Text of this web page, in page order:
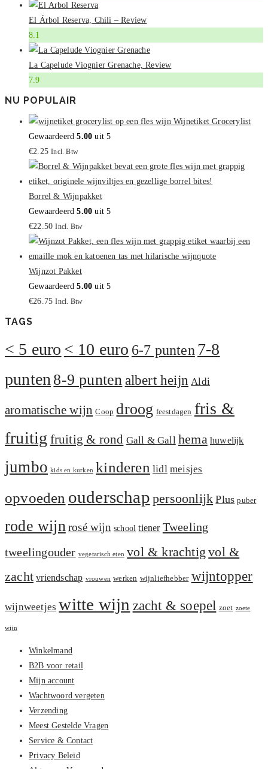
El Árbol Reserva, Chili – Review
8.1
La Capelude Viognier Grenache, Review
7.9
NU POPULAIR
Wijnetiket Grocerylist
Gewaardeerd5.00 uit 5
€2.25 Incl. Btw
Borrel & Wijnpakket
Gewaardeerd5.00 uit 5
€22.50 Incl. Btw
Wijnzot Pakket
Gewaardeerd5.00 uit 5
€26.75 Incl. Btw
TAGS
< 5 euro < 10 euro 6-7 punten7-8
punten8-9 puntenalbert heijn Aldi
aromatische wijn Coop droog feestdagen fris &
fruitig fruitig & rond Gall & Gall hema huwelijk
jumbo kids en kurken kinderen lidl meisjes
opvoeden ouderschap persoonlijk Plus puber
rode wijn rosé wijn school tiener Tweeling
tweelingouder vegetarisch eten vol & krachtig vol &
zacht vriendschap vrouwen werken wijnliefhebber wijntopper
wijnweetjes witte wijn zacht & soepel zoet zoete
wijn
Winkelmand
B2B voor retail
Mijn account
Wachtwoord vergeten
Verzending
Meest Gestelde Vragen
Service & Contact
Privacy Beleid